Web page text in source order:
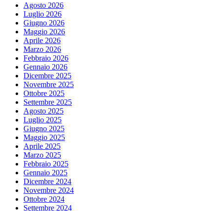
Agosto 2026
Luglio 2026
Giugno 2026
Maggio 2026
Aprile 2026
Marzo 2026
Febbraio 2026
Gennaio 2026
Dicembre 2025
Novembre 2025
Ottobre 2025
Settembre 2025
Agosto 2025
Luglio 2025
Giugno 2025
Maggio 2025
Aprile 2025
Marzo 2025
Febbraio 2025
Gennaio 2025
Dicembre 2024
Novembre 2024
Ottobre 2024
Settembre 2024